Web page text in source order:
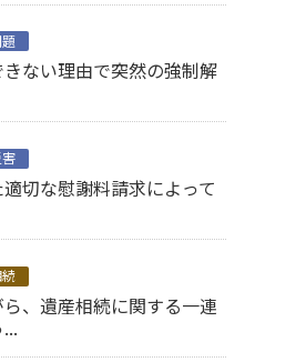
ない理由で突然の強制解
切な慰謝料請求によって
、遺産相続に関する一連